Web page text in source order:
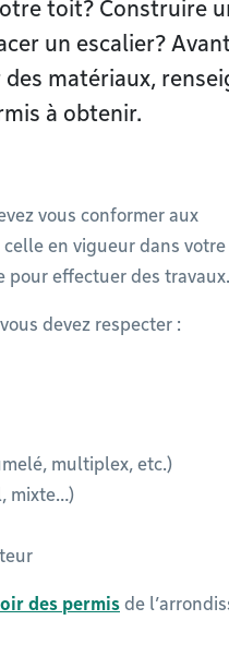
toit? Construire
un escalier? Avant
des matériaux,
à obtenir.
vous conformer aux
en vigueur dans votre
pour effectuer des travaux.
devez respecter :
multiplex, etc.)
mixte…)
des permis de